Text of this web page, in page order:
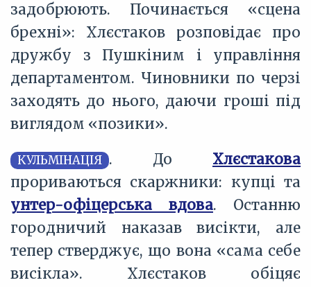
задобрюють. Починається «сцена
брехні»: Хлєстаков розповідає про
дружбу з Пушкіним і управління
департаментом. Чиновники по черзі
заходять до нього, даючи гроші під
виглядом «позики».
КУЛЬМІНАЦІЯ . До Хлєстакова
прориваються скаржники: купці та
унтер-офіцерська вдова. Останню
городничий наказав висікти, але
тепер стверджує, що вона «сама себе
висікла». Хлєстаков обіцяє